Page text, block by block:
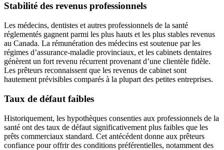
Stabilité des revenus professionnels
Les médecins, dentistes et autres professionnels de la santé
réglementés gagnent parmi les plus hauts et les plus stables revenus
au Canada. La rémunération des médecins est soutenue par les
régimes d’assurance-maladie provinciaux, et les cabinets dentaires
génèrent un fort revenu récurrent provenant d’une clientèle fidèle.
Les prêteurs reconnaissent que les revenus de cabinet sont
hautement prévisibles comparés à la plupart des petites entreprises.
Taux de défaut faibles
Historiquement, les hypothèques consenties aux professionnels de la
santé ont des taux de défaut significativement plus faibles que les
prêts commerciaux standard. Cet antécédent donne aux prêteurs
confiance pour offrir des conditions préférentielles, notamment des